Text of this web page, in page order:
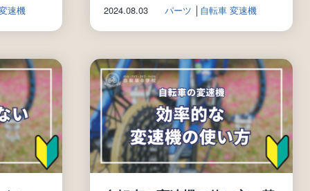
速機 2024.08.03 パーツ │ 自転車 変速機